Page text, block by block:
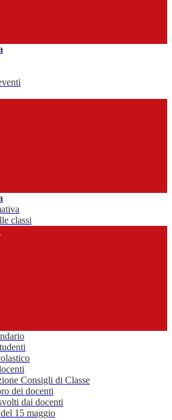
classi
Consigli di Classe
dei docenti
dai docenti
15 maggio